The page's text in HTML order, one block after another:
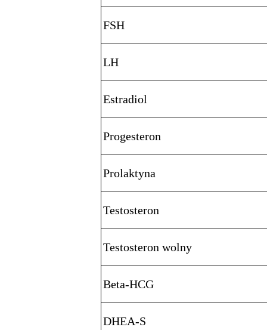
FSH
LH
Estradiol
Progesteron
Prolaktyna
Testosteron
Testosteron wolny
Beta-HCG
DHEA-S